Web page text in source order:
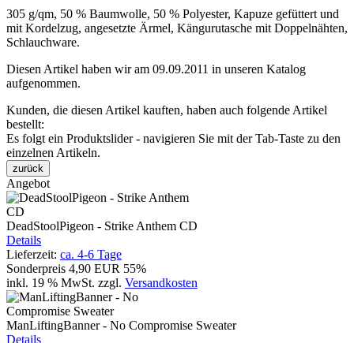
305 g/qm, 50 % Baumwolle, 50 % Polyester, Kapuze gefüttert und
mit Kordelzug, angesetzte Ärmel, Kängurutasche mit Doppelnähten,
Schlauchware.
Diesen Artikel haben wir am 09.09.2011 in unseren Katalog
aufgenommen.
Kunden, die diesen Artikel kauften, haben auch folgende Artikel
bestellt:
Es folgt ein Produktslider - navigieren Sie mit der Tab-Taste zu den
einzelnen Artikeln.
zurück
Angebot
DeadStoolPigeon - Strike Anthem CD
Details
Lieferzeit: ca. 4-6 Tage
Sonderpreis 4,90 EUR 55%
inkl. 19 % MwSt. zzgl. Versandkosten
ManLiftingBanner - No Compromise Sweater
Details